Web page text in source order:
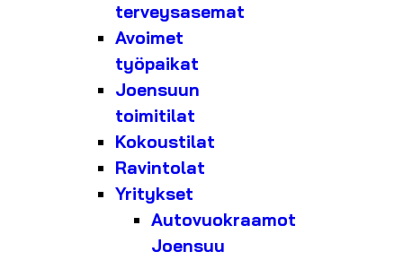
terveysasemat
Avoimet
työpaikat
Joensuun
toimitilat
Kokoustilat
Ravintolat
Yritykset
Autovuokraamot
Joensuu